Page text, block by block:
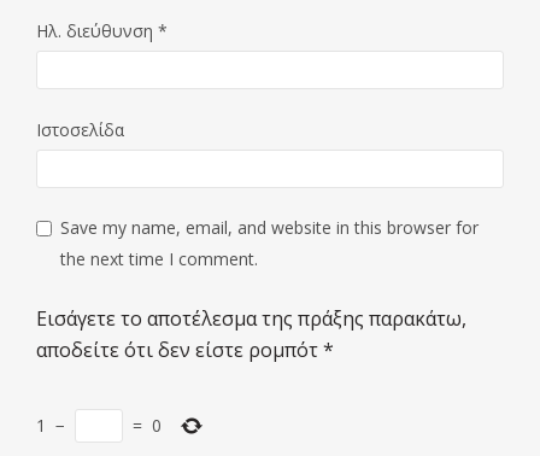
Ηλ. διεύθυνση *
Ιστοσελίδα
Save my name, email, and website in this browser for
the next time I comment.
Εισάγετε το αποτέλεσμα της πράξης παρακάτω,
αποδείτε ότι δεν είστε ρομπότ*
1 − = 0